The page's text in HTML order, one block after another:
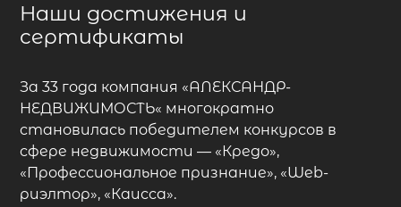
Наши достижения и
сертификаты
За 33 года компания «АЛЕКСАНДР-
НЕДВИЖИМОСТЬ« многократно
становилась победителем конкурсов в
сфере недвижимости — «Кредо»,
«Профессиональное признание», «Web-
риэлтор», «Каисса».